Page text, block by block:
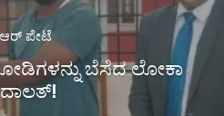
ಪೇಟೆ
ಬೆಸೆದ ಲೋಕಾ